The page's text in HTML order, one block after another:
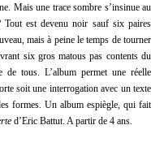
Mais une trace sombre s’insinue au
est devenu noir sauf six paires
mais à peine le temps de tourner
six gros matous pas contents du
tous. L’album permet une réelle
soit une interrogation avec un texte
formes. Un album espiègle, qui fait
d’Eric Battut. A partir de 4 ans.